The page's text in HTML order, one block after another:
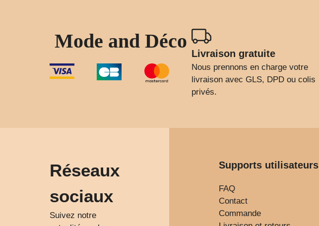
Mode and Déco
Livraison gratuite
Nous prennons en charge votre
livraison avec GLS, DPD ou colis
privés.
Réseaux
sociaux
Suivez notre
Supports utilisateurs
FAQ
Contact
Commande